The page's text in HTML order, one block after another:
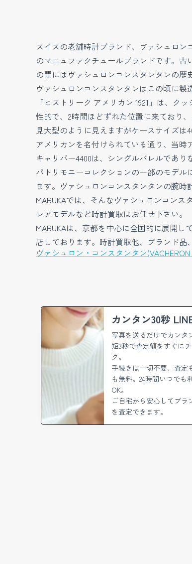
スイスの老舗時計ブランド、ヴァシュロ
のマニュファクチュールブランドです。古
の間にはヴァシュロンコンスタンタンの歴
ヴァシュロンコンスタンタンはこの頃に
「ヒストリーク アメリカン 1921」は、
性的で、2時間ほどずれた位置に来ており
見大型のように見えますがケースサイズは
アメリカンを名付けられている通り、当
キャリバー4400は、シングルバレルであ
パトリモニーコレクションの一部のモデ
ます。ヴァシュロンコンスタンタンの腕時
MARUKAでは、そんなヴァシュロンコン
レアモデルなど時計買取はお任せ下さい。
MARUKAは、京都を中心に全国的に展開
店しております。時計買取他、ブランド品
ヴァシュロン・コンスタンタン(VACHERON
カンタン30秒
写真を送るだけでカンタ
短3秒で査定額をすぐに
ク。
手続きは一切不要、査定
も無料。 24時間いつでも
OK。
ご自宅から安心してブラ
を査定できます。